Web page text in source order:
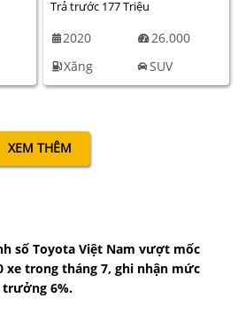
Trả trước 177 Triệu
2020
26.000
Xăng
SUV
XEM THÊM
số Toyota Việt Nam vượt mốc
xe trong tháng 7, ghi nhận mức
trưởng 6%.